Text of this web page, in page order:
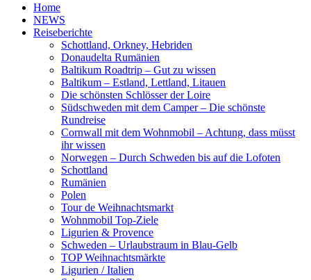
Home
NEWS
Reiseberichte
Schottland, Orkney, Hebriden
Donaudelta Rumänien
Baltikum Roadtrip – Gut zu wissen
Baltikum – Estland, Lettland, Litauen
Die schönsten Schlösser der Loire
Südschweden mit dem Camper – Die schönste
Rundreise
Cornwall mit dem Wohnmobil – Achtung, dass müsst
ihr wissen
Norwegen – Durch Schweden bis auf die Lofoten
Schottland
Rumänien
Polen
Tour de Weihnachtsmarkt
Wohnmobil Top-Ziele
Ligurien & Provence
Schweden – Urlaubstraum in Blau-Gelb
TOP Weihnachtsmärkte
Ligurien / Italien